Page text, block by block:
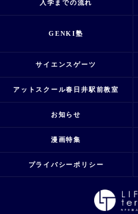
入学までの流れ
GENKI塾
サイエンスゲーツ
アットスクール春日井駅前教室
お知らせ
漫画特集
プライバシーポリシー